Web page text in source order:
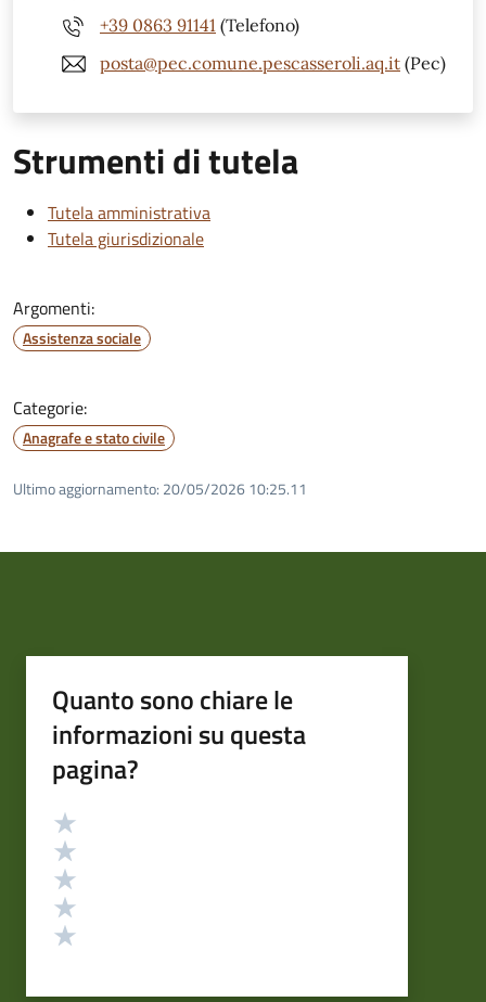
+39 0863 91141 (Telefono)
posta@pec.comune.pescasseroli.aq.it (Pec)
Strumenti di tutela
Tutela amministrativa
Tutela giurisdizionale
Argomenti:
Assistenza sociale
Categorie:
Anagrafe e stato civile
Ultimo aggiornamento: 20/05/2026 10:25.11
Quanto sono chiare le
informazioni su questa
pagina?
Valutazione